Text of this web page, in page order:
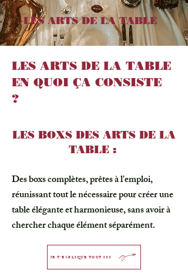
LES ARTS DE LA TABLE
LES ARTS DE LA TABLE
EN QUOI ÇA CONSISTE
?
LES BOXS DES ARTS DE LA
TABLE :
Des boxs complètes, prêtes à l'emploi,
réunissant tout le nécessaire pour créer une
table élégante et harmonieuse, sans avoir à
chercher chaque élément séparément.
JE T'EXPLIQUE TOUT ICI